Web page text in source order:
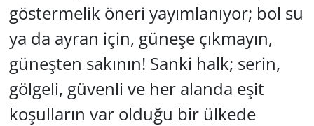
göstermelik öneri yayımlanıyor; bol su
ya da ayran için, güneşe çıkmayın,
güneşten sakının! Sanki halk; serin,
gölgeli, güvenli ve her alanda eşit
koşulların var olduğu bir ülkede